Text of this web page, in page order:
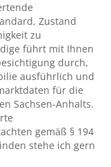
Zustand
zu
führt mit Ihnen
durch,
ausführlich und
für die
Sachsen-Anhalts.
gemäß § 194
stehe ich gern